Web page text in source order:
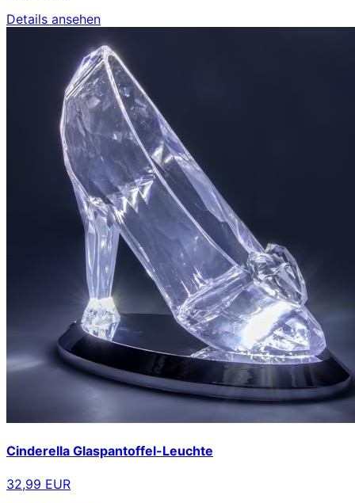
Details ansehen
Cinderella Glaspantoffel-Leuchte
32,99 EUR